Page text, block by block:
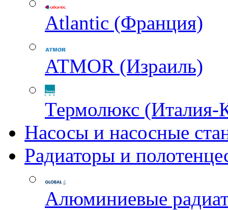
Atlantic (Франция)
ATMOR (Израиль)
Термолюкс (Италия-
Насосы и насосные
Радиаторы и
Алюминиевые